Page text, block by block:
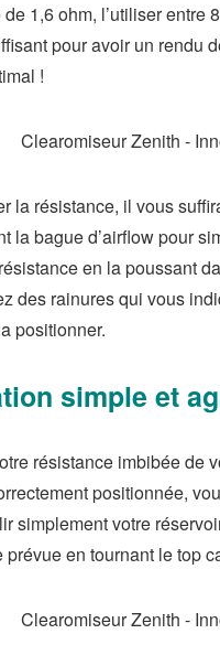
de 1,6 ohm, l’utiliserentre
pour avoir un rendu
!
la résistance, il vous
la bague d’airflowpour
en la poussant
des rainures qui vous
positionner.
simple et
résistance imbibée de
positionnée,
simplement votre
prévue en tournant le top